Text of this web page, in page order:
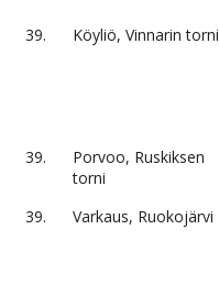
39. Köyliö, Vinnarin torni
39.
Porvoo, Ruskiksen
torni
39. Varkaus, Ruokojärvi